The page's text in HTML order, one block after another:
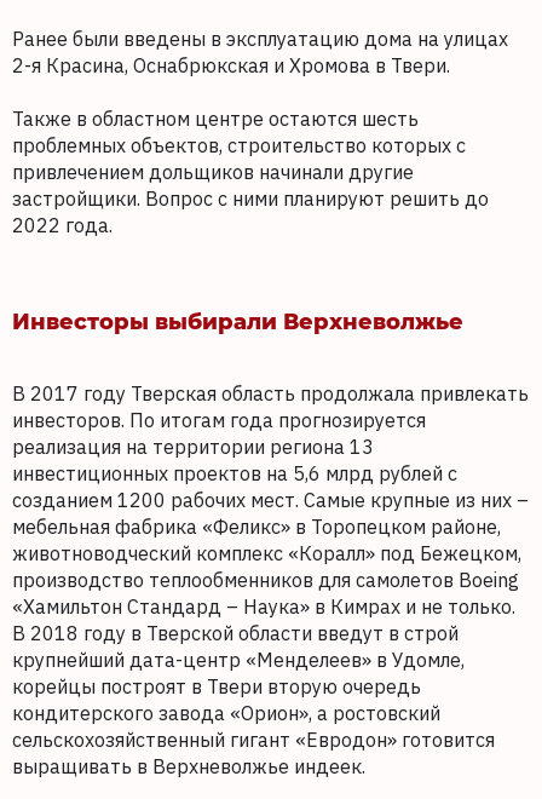
Ранее были введены в эксплуатацию дома на улицах
2-я Красина, Оснабрюкская и Хромова в Твери.
Также в областном центре остаются шесть
проблемных объектов, строительство которых с
привлечением дольщиков начинали другие
застройщики. Вопрос с ними планируют решить до
2022 года.
Инвесторы выбирали Верхневолжье
В 2017 году Тверская область продолжала привлекать
инвесторов. По итогам года прогнозируется
реализация на территории региона 13
инвестиционных проектов на 5,6 млрд рублей с
созданием 1200 рабочих мест. Самые крупные из них –
мебельная фабрика «Феликс» в Торопецком районе,
животноводческий комплекс «Коралл» под Бежецком,
производство теплообменников для самолетов Boeing
«Хамильтон Стандард – Наука» в Кимрах и не только.
В 2018 году в Тверской области введут в строй
крупнейший дата-центр «Менделеев» в Удомле,
корейцы построят в Твери вторую очередь
кондитерского завода «Орион», а ростовский
сельскохозяйственный гигант «Евродон» готовится
выращивать в Верхневолжье индеек.